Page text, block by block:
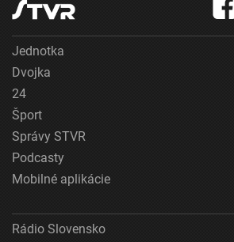
Jednotka
Dvojka
24
Šport
Správy STVR
Podcasty
Mobilné aplikácie
Rádio Slovensko